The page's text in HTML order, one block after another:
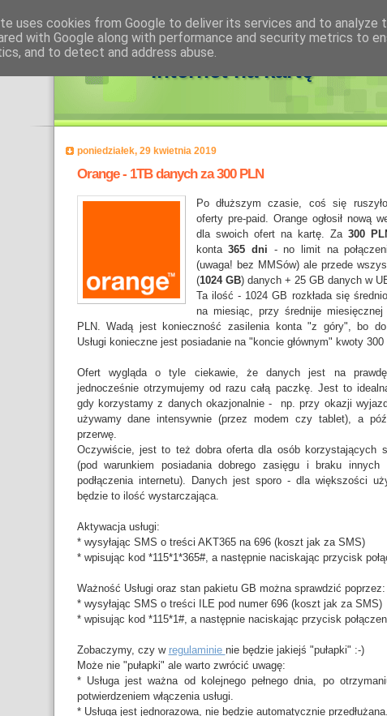
internet na kartę
poniedziałek, 29 kwietnia 2019
Orange - 1TB danych za 300 PLN
Po dłuższym czasie, coś się
oferty pre-paid. Orange ogłosił nową
dla swoich ofert na kartę. Za 300
konta365 dni - no limit na
(uwaga! bez MMSów) ale przede
(1024 GB) danych + 25 GB danych w
Ta ilość - 1024 GB rozkłada się
na miesiąc, przy średnije
PLN. Wadą jest konieczność zasilenia konta "z góry", bo do
Usługi konieczne jest posiadanie na "koncie głównym" kwoty 300
Ofert wygląda o tyle ciekawie, że danych jest na
jednocześnie otrzymujemy od razu całą paczkę. Jest to
gdy korzystamy z danych okazjonalnie - np. przy okazji
używamy dane intensywnie (przez modem czy tablet), a
przerwę.
Oczywiście, jest to też dobra oferta dla osób korzystających
(pod warunkiem posiadania dobrego zasięgu i braku innych
podłączenia internetu). Danych jest sporo - dla większości
będzie to ilość wystarczająca.
Aktywacja usługi:
* wysyłając SMS o treści AKT365 na 696 (koszt jak za SMS)
* wpisując kod *115*1*365#, a następnie naciskając przycisk
Ważność Usługi oraz stan pakietu GB można sprawdzić poprzez:
* wysyłając SMS o treści ILE pod numer 696 (koszt jak za SMS)
* wpisując kod *115*1#, a następnie naciskając przycisk
Zobaczymy, czy w regulaminie nie będzie jakiejś "pułapki" :-)
Może nie "pułapki" ale warto zwrócić uwagę:
* Usługa jest ważna od kolejnego pełnego dnia, po
potwierdzeniem włączenia usługi.
* Usługa jest jednorazowa, nie będzie automatycznie przedłużana.
uses cookies from Google to deliver its services and to analyze
with Google along with performance and security metrics to
and to detect and address abuse.